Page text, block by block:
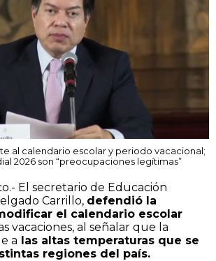
al calendario escolar y periodo vacacional;
2026 son “preocupaciones legítimas”
El secretario de Educación
Carrillo, defendió la
el calendario escolar
vacaciones, al señalar que la
a las altas temperaturas que se
regiones del país.